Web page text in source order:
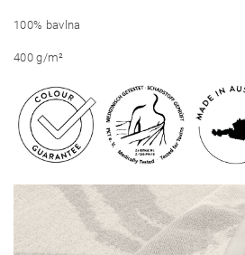
100% bavlna
400 g/m²